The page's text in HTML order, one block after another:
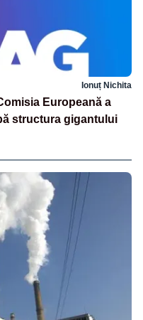
Ionuț Nichita
Europeană a
structura gigantului